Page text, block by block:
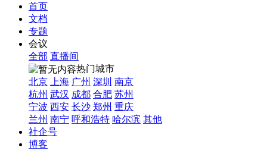
首页
文档
专题
会议
全部 直播间
热门城市
北京
上海 广州 深圳 南京
杭州 武汉 成都 合肥 苏州
宁波 西安 长沙 郑州 重庆
兰州 南宁 呼和浩特 哈尔滨 其他
社企号
博客